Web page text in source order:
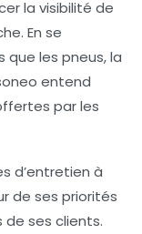
la visibilité de
En se
que les pneus, la
entend
par les
d’entretien à
de ses priorités
de ses clients.